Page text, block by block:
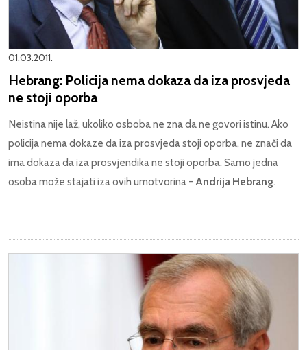
01.03.2011.
Hebrang: Policija nema dokaza da iza prosvjeda
ne stoji oporba
Neistina nije laž, ukoliko osboba ne zna da ne govori istinu. Ako
policija nema dokaze da iza prosvjeda stoji oporba, ne znači da
ima dokaza da iza prosvjendika ne stoji oporba. Samo jedna
osoba može stajati iza ovih umotvorina - Andrija Hebrang.